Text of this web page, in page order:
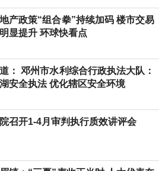
产政策“组合拳”持续加码 楼市交易
显提升 环球快看点
： 邓州市水利综合行政执法大队：
安全执法 优化辖区安全环境
召开1-4月审判执行质效讲评会